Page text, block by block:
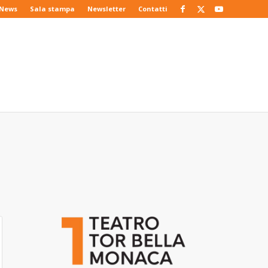
Sala stampa Newsletter Contatti